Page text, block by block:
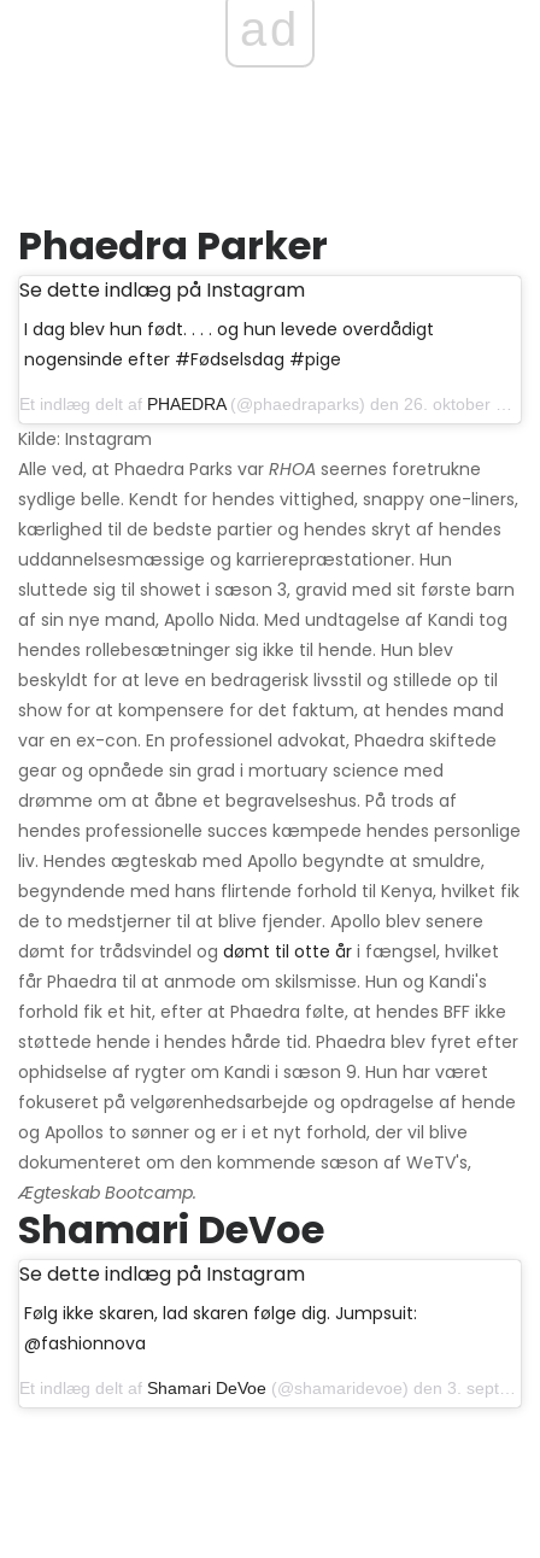
ad
Phaedra Parker
Se dette indlæg på Instagram
I dag blev hun født. . . . og hun levede overdådigt
nogensinde efter #Fødselsdag #pige
Et indlæg delt af PHAEDRA(@phaedraparks) den 26. oktober 2019 kl. 9:56 PDT
Kilde: Instagram
Alle ved, at Phaedra Parks var RHOA seernes foretrukne
sydlige belle. Kendt for hendes vittighed, snappy one-liners,
kærlighed til de bedste partier og hendes skryt af hendes
uddannelsesmæssige og karrierepræstationer. Hun
sluttede sig til showet i sæson 3, gravid med sit første barn
af sin nye mand, Apollo Nida. Med undtagelse af Kandi tog
hendes rollebesætninger sig ikke til hende. Hun blev
beskyldt for at leve en bedragerisk livsstil og stillede op til
show for at kompensere for det faktum, at hendes mand
var en ex-con. En professionel advokat, Phaedra skiftede
gear og opnåede sin grad i mortuary science med
drømme om at åbne et begravelseshus. På trods af
hendes professionelle succes kæmpede hendes personlige
liv. Hendes ægteskab med Apollo begyndte at smuldre,
begyndende med hans flirtende forhold til Kenya, hvilket fik
de to medstjerner til at blive fjender. Apollo blev senere
dømt for trådsvindel og dømt til otte år i fængsel, hvilket
får Phaedra til at anmode om skilsmisse. Hun og Kandi's
forhold fik et hit, efter at Phaedra følte, at hendes BFF ikke
støttede hende i hendes hårde tid. Phaedra blev fyret efter
ophidselse af rygter om Kandi i sæson 9. Hun har været
fokuseret på velgørenhedsarbejde og opdragelse af hende
og Apollos to sønner og er i et nyt forhold, der vil blive
dokumenteret om den kommende sæson af WeTV's,
Ægteskab Bootcamp.
Shamari DeVoe
Se dette indlæg på Instagram
Følg ikke skaren, lad skaren følge dig. Jumpsuit:
@fashionnova
Et indlæg delt af Shamari DeVoe (@shamaridevoe) den 3. september 2019 kl. 05:23 PDT